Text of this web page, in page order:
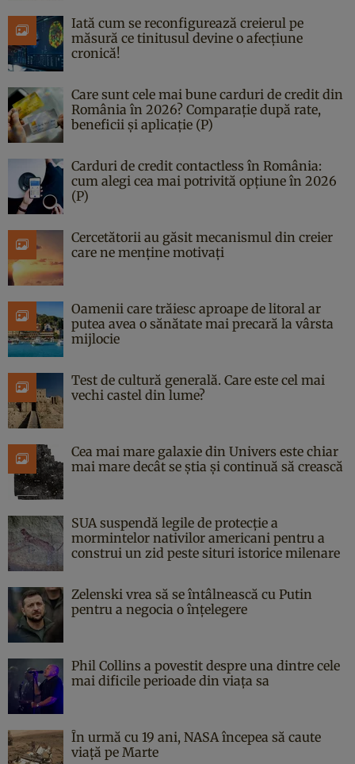
Iată cum se reconfigurează creierul pe
măsură ce tinitusul devine o afecțiune
cronică!
Care sunt cele mai bune carduri de credit din
România în 2026? Comparație după rate,
beneficii și aplicație (P)
Carduri de credit contactless în România:
cum alegi cea mai potrivită opțiune în 2026
(P)
Cercetătorii au găsit mecanismul din creier
care ne menține motivați
Oamenii care trăiesc aproape de litoral ar
putea avea o sănătate mai precară la vârsta
mijlocie
Test de cultură generală. Care este cel mai
vechi castel din lume?
Cea mai mare galaxie din Univers este chiar
mai mare decât se știa și continuă să crească
SUA suspendă legile de protecție a
mormintelor nativilor americani pentru a
construi un zid peste situri istorice milenare
Zelenski vrea să se întâlnească cu Putin
pentru a negocia o înțelegere
Phil Collins a povestit despre una dintre cele
mai dificile perioade din viața sa
În urmă cu 19 ani, NASA începea să caute
viaţă pe Marte